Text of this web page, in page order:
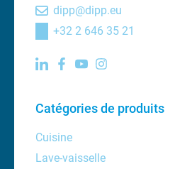
dipp@dipp.eu
+32 2 646 35 21
Catégories de produits
Cuisine
Lave-vaisselle